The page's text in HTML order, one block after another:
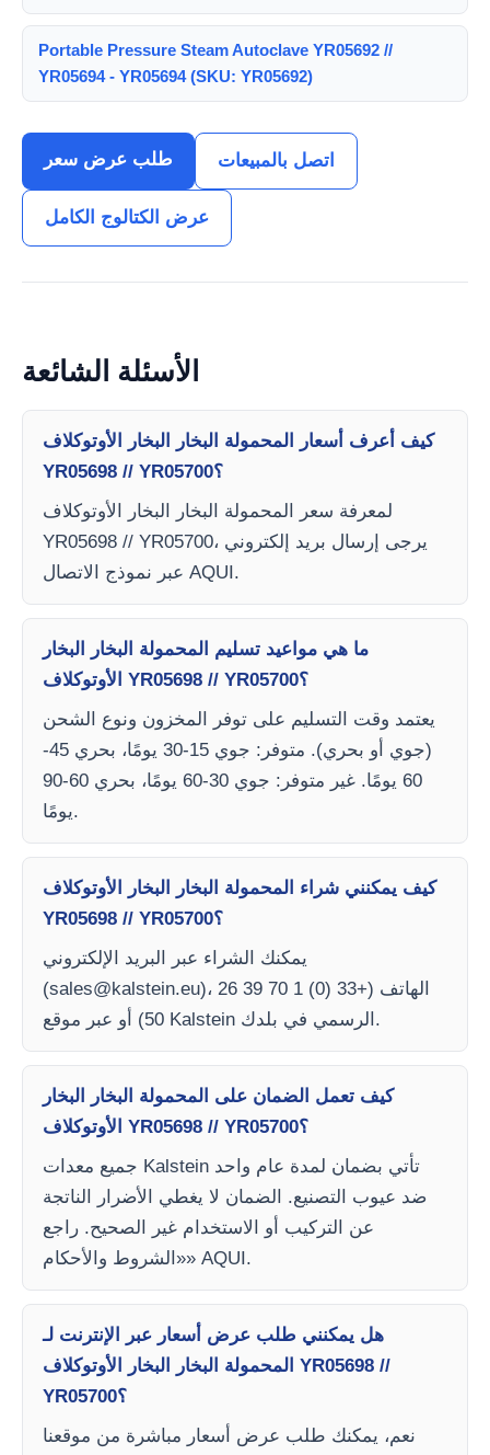
Portable Pressure Steam Autoclave YR05692 //
YR05694 - YR05694 (SKU: YR05692)
طلب عرض سعر اتصل بالمبيعات
عرض الكتالوج الكامل
الأسئلة الشائعة
كيف أعرف أسعار المحمولة البخار البخار الأوتوكلاف
YR05698 // YR05700؟
لمعرفة سعر المحمولة البخار البخار الأوتوكلاف
YR05698 // YR05700، يرجى إرسال بريد إلكتروني
عبر نموذج الاتصال AQUI.
ما هي مواعيد تسليم المحمولة البخار البخار
الأوتوكلاف YR05698 // YR05700؟
يعتمد وقت التسليم على توفر المخزون ونوع الشحن
(جوي أو بحري). متوفر: جوي 15-30 يومًا، بحري 45-
60 يومًا. غير متوفر: جوي 30-60 يومًا، بحري 60-90
يومًا.
كيف يمكنني شراء المحمولة البخار البخار الأوتوكلاف
YR05698 // YR05700؟
يمكنك الشراء عبر البريد الإلكتروني
(sales@kalstein.eu)، الهاتف (+33 (0) 1 70 39 26
50) أو عبر موقع Kalstein الرسمي في بلدك.
كيف تعمل الضمان على المحمولة البخار البخار
الأوتوكلاف YR05698 // YR05700؟
جميع معدات Kalstein تأتي بضمان لمدة عام واحد
ضد عيوب التصنيع. الضمان لا يغطي الأضرار الناتجة
عن التركيب أو الاستخدام غير الصحيح. راجع
«الشروط والأحكام» AQUI.
هل يمكنني طلب عرض أسعار عبر الإنترنت لـ
المحمولة البخار البخار الأوتوكلاف YR05698 //
YR05700؟
نعم، يمكنك طلب عرض أسعار مباشرة من موقعنا